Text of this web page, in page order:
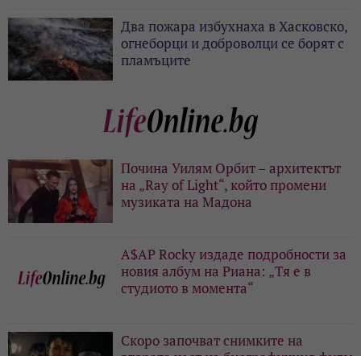
Два пожара избухнаха в Хасковско,
огнеборци и доброволци се борят с
пламъците
Почина Уилям Орбит – архитектът
на „Ray of Light“, който промени
музиката на Мадона
A$AP Rocky издаде подробности за
новия албум на Риана: „Тя е в
студиото в момента“
Скоро започват снимките на